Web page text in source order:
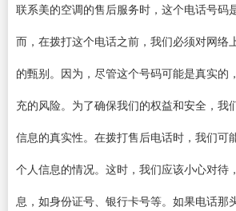
联系美的空调的售后服务时，这个电话号码
而，在拨打这个电话之前，我们必须对网络
的甄别。因为，尽管这个号码可能是真实的
充的风险。为了确保我们的权益和安全，我
信息的真实性。在拨打售后电话时，我们可
个人信息的情况。这时，我们应该小心对待
息，如身份证号、银行卡号等。如果电话那